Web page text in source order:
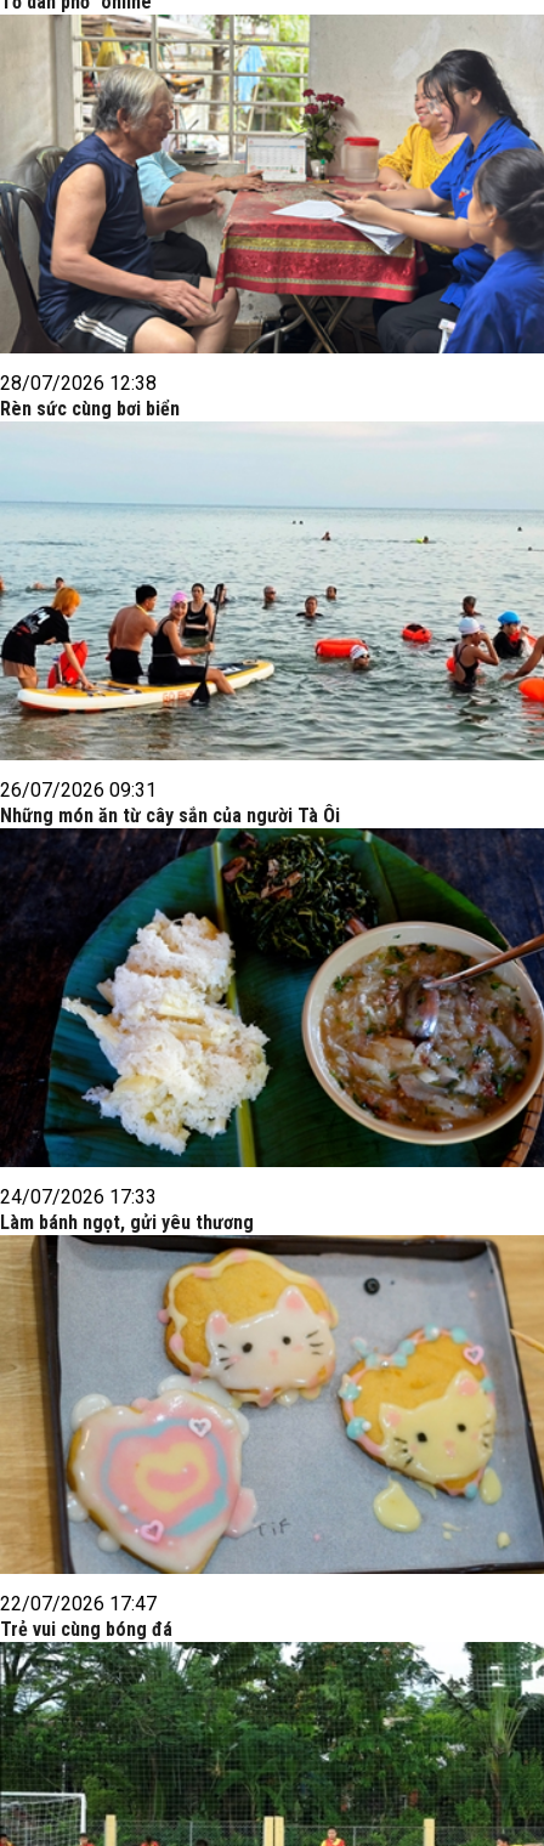
28/07/2026 12:38
Rèn sức cùng bơi biển
26/07/2026 09:31
Những món ăn từ cây sắn của người Tà Ôi
24/07/2026 17:33
Làm bánh ngọt, gửi yêu thương
22/07/2026 17:47
Trẻ vui cùng bóng đá